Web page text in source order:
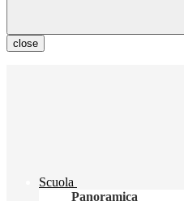
close
Scuola
Panoramica